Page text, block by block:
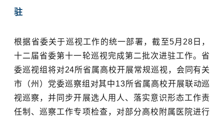
驻
根据省委关于巡视工作的统一部署，截至5月 28 日，
十二届省委第十一轮巡视完成第二批次进驻工作。省
委巡视组将对24所省属高校开展常规巡视，会同有关
市（州）党委巡察组对其中13所省属高校开展联动巡
视巡察，并同步开展选人用人、落实意识形态工作责
任制、巡察工作专项检查，对部分高校附属医院进行